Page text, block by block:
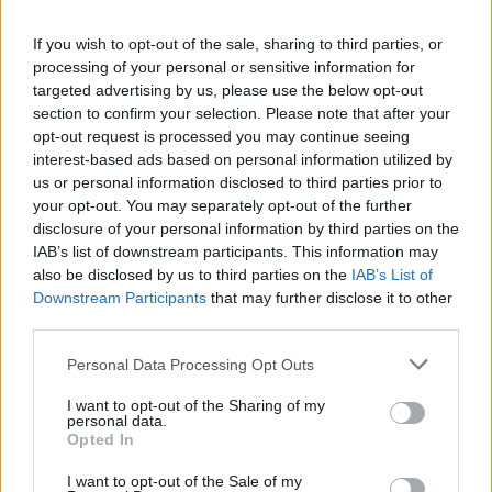
If you wish to opt-out of the sale, sharing to third parties, or
processing of your personal or sensitive information for
targeted advertising by us, please use the below opt-out
section to confirm your selection. Please note that after your
opt-out request is processed you may continue seeing
interest-based ads based on personal information utilized by
us or personal information disclosed to third parties prior to
your opt-out. You may separately opt-out of the further
disclosure of your personal information by third parties on the
IAB’s list of downstream participants. This information may
also be disclosed by us to third parties on the IAB’s List of
Downstream Participants that may further disclose it to other
Personal Data Processing Opt Outs
I want to opt-out of the Sharing of my
personal data.
Opted In
I want to opt-out of the Sale of my
Menet közben elképesztően biztonságosnak érződik az
EQB, érezni a tömeget, ezáltal pedig a biztonságot.
Autópályán és autóúton egyaránt jó bekapcsolni a sávtartó
tempomatot, ami stabilan, de mégis kormányozhatóvá
teszi az EQB-t. A kihelyezett táblákat végre jól kezeli és a
70-es táblához közelítve már előre lelassít, hogy utána
még véletlenül se száguldjunk bele a gazba állított
traffipaxba az Inotai Erőműnél. Hiába az FSD, Autopilot
látta. Itt pedig minden marketing szöveg nélkül azt teszi az
EQB amire kitalálták. Segíti és megkönnyíti a vezető napját
vezetés közben.